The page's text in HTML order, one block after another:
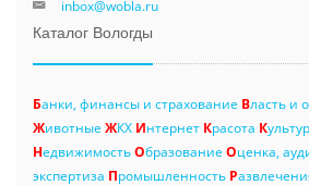
inbox@wobla.ru
Каталог Вологды
Банки, финансы и страхование Власть и
Животные ЖКХ Интернет Красота К
НедвижимостьОбразование Оценка,
экспертиза Промышленность Р